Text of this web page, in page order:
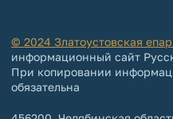
© 2024 Златоустовская
информационный сайт
При копировании
обязательна